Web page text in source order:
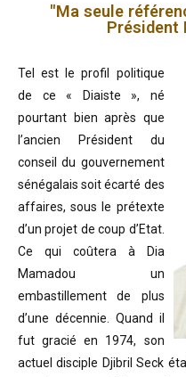
"Ma seule
Président
Tel est le profil politique
de ce « Diaiste », né
pourtant bien après que
l’ancien Président du
conseil du gouvernement
sénégalais soit écarté des
affaires, sous le prétexte
d’un projet de coup d’Etat.
Ce qui coûtera à Dia
Mamadou un
embastillement de plus
d’une décennie. Quand il
fut gracié en 1974, son
actuel disciple Djibril Seck